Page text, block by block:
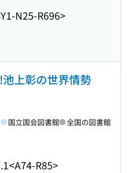
N25-R696>
上彰の世界情勢
<A74-R85>
国立国会図書館 全国の図書館